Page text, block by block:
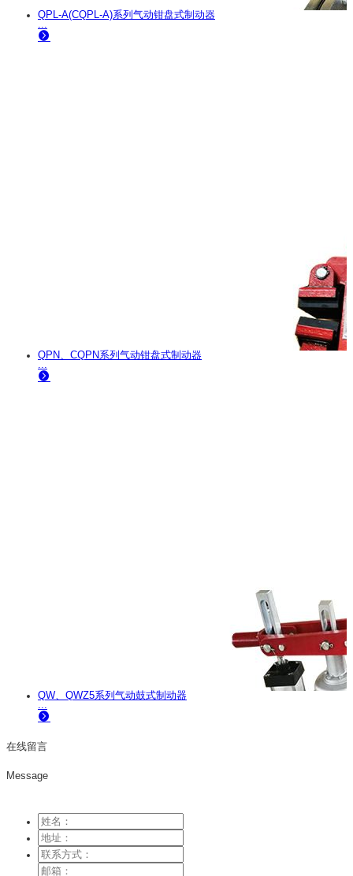
QPL-A(CQPL-A)系列气动钳盘式制动器
...
QPN、CQPN系列气动钳盘式制动器
...
QW、QWZ5系列气动鼓式制动器
...
在线留言
Message